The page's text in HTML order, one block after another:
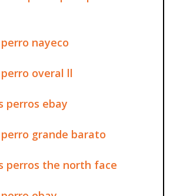
nayeco
overal ll
perros ebay
grande barato
perros the north face